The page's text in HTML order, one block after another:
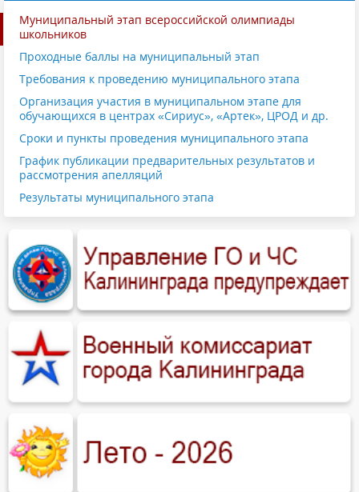
Муниципальный этап всероссийской олимпиады
школьников
Проходные баллы на муниципальный этап
Требования к проведению муниципального этапа
Организация участия в муниципальном этапе для
обучающихся в центрах «Сириус», «Артек», ЦРОД и др.
Сроки и пункты проведения муниципального этапа
График публикации предварительных результатов и
рассмотрения апелляций
Результаты муниципального этапа